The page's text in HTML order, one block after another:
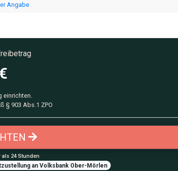
Angabe
einrichten.
§ 903 Abs.1 ZPO
24 Stunden
an Volksbank Ober-Mörlen